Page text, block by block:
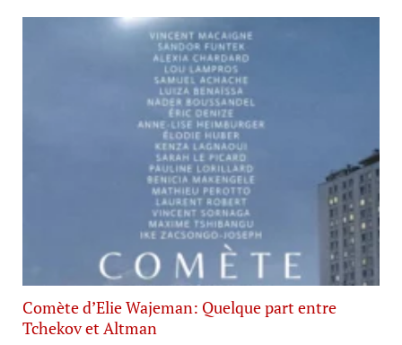
Comète d’Elie Wajeman: Quelque part entre
Tchekov et Altman